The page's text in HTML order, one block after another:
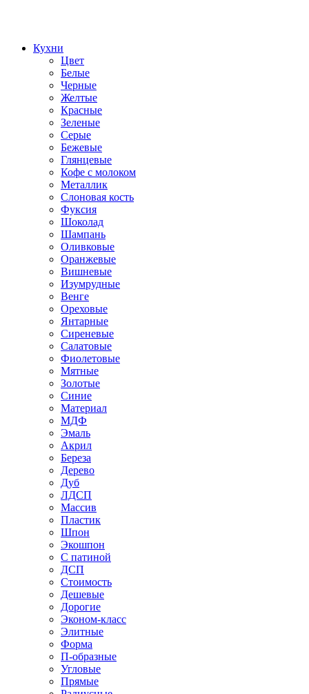
Кухни
Цвет
Белые
Черные
Желтые
Красные
Зеленые
Серые
Бежевые
Глянцевые
Кофе с молоком
Металлик
Слоновая кость
Фуксия
Шоколад
Шампань
Оливковые
Оранжевые
Вишневые
Изумрудные
Венге
Ореховые
Янтарные
Сиреневые
Салатовые
Фиолетовые
Мятные
Золотые
Синие
Материал
МДФ
Эмаль
Акрил
Береза
Дерево
Дуб
ЛДСП
Массив
Пластик
Шпон
Экошпон
С патиной
ДСП
Стоимость
Дешевые
Дорогие
Эконом-класс
Элитные
Форма
П-образные
Угловые
Прямые